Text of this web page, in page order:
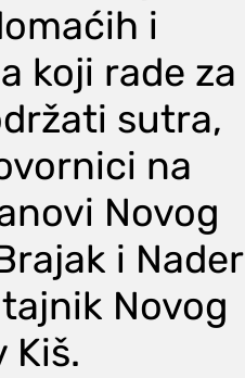
i
koji rade za
sutra,
na
Novog
i Nader
Novog
Kiš.